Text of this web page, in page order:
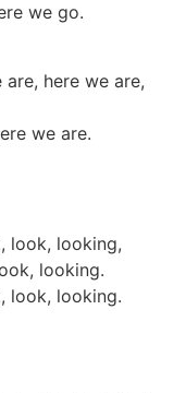
we go.
here we are,
we are.
look, looking,
looking.
look, looking.